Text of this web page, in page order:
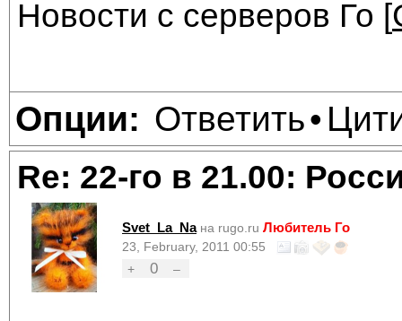
Новости с серверов Го [
Опции: Ответить•
Re: 22-го в 21.00:
Svet_La_Na на rugo.ru Любитель Го
23, February, 2011 00:55
+
0 –